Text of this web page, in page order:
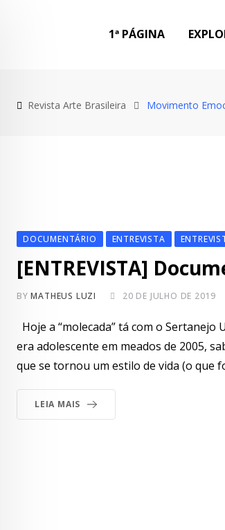
1ª PÁGINA
Revista Arte Brasileira Movimento
DOCUMENTÁRIO ENTREVISTA
[ENTREVISTA]
BYMATHEUS LUZI 20 DE JULHO DE 2019
Hoje a “molecada” tá com o
era adolescente em meados de 2005,
que se tornou um estilo de vida (o que
LEIA MAIS